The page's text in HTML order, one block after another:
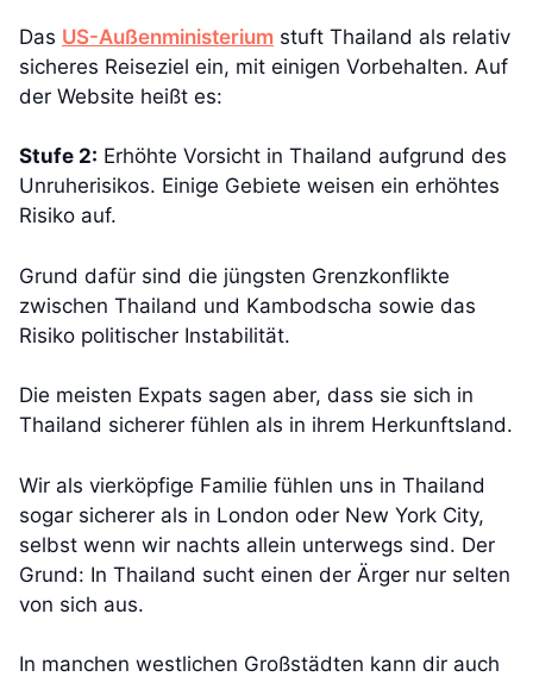
Das US-Außenministerium stuft Thailand als relativ
sicheres Reiseziel ein, mit einigen Vorbehalten. Auf
der Website heißt es:
Stufe 2: Erhöhte Vorsicht in Thailand aufgrund des
Unruherisikos. Einige Gebiete weisen ein erhöhtes
Risiko auf.
Grund dafür sind die jüngsten Grenzkonflikte
zwischen Thailand und Kambodscha sowie das
Risiko politischer Instabilität.
Die meisten Expats sagen aber, dass sie sich in
Thailand sicherer fühlen als in ihrem Herkunftsland.
Wir als vierköpfige Familie fühlen uns in Thailand
sogar sicherer als in London oder New York City,
selbst wenn wir nachts allein unterwegs sind. Der
Grund: In Thailand sucht einen der Ärger nur selten
von sich aus.
In manchen westlichen Großstädten kann dir auch